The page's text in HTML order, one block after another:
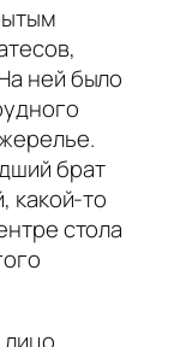
ней было
брат
какой-то
стола